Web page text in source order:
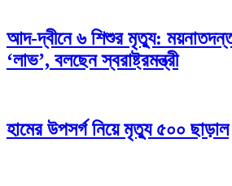
আদ-দ্বীনে ৬ শিশুর মৃত্যু: ময়নাতদন্ত
‘লাভ’, বলছেন স্বরাষ্ট্রমন্ত্রী
হামের উপসর্গ নিয়ে মৃত্যু ৫০০ ছাড়াল